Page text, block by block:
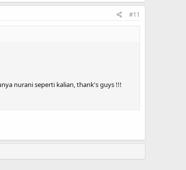
#11
nurani seperti kalian, thank's guys !!!